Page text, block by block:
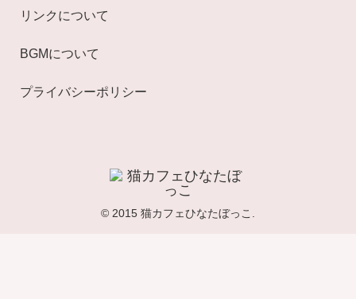
リンクについて
BGMについて
プライバシーポリシー
© 2015 猫カフェひなたぼっこ.